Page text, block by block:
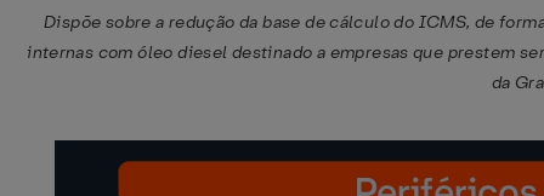
Dispõe sobre a redução da base de cálculo do ICMS, de
internas com óleo diesel destinado a empresas que prestem
da